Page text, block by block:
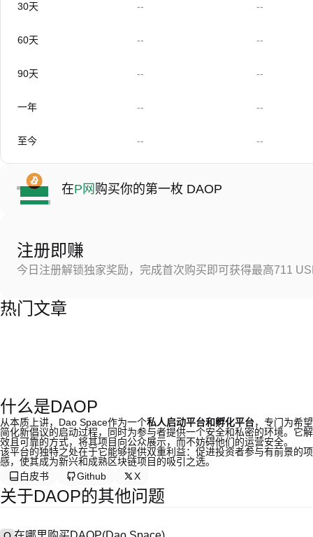
30天 -- --
60天 -- --
90天 -- --
一年 -- --
至今 -- --
在P网 购买你的第一枚 DAOP
注册即赚
今日注册解锁独家奖励，完成首次购买即可获得最高711
热门文章
什么是DAOP
从本质上讲，Dao Space作为一个私人启动平台和孵化平台，专门为希
简化新倡议的启动过程，同时为参与者提供一个安全和私密的环境。
效且可靠的方式，将其项目向公众展示，而不妨碍他们的运营安全。
该平台的独特之处在于它能够提供双重利益：促进投资者参与有前景的
感，使其成为新兴和成熟区块链项目的吸引之选。
白皮书
Github X
关于DAOP的其他问题